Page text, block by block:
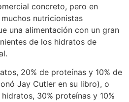
concreto, pero en
nutricionistas
una alimentación con un gran
de los hidratos de
20% de proteínas y 10% de
Jay Cutler en su libro), o
30% proteínas y 10%